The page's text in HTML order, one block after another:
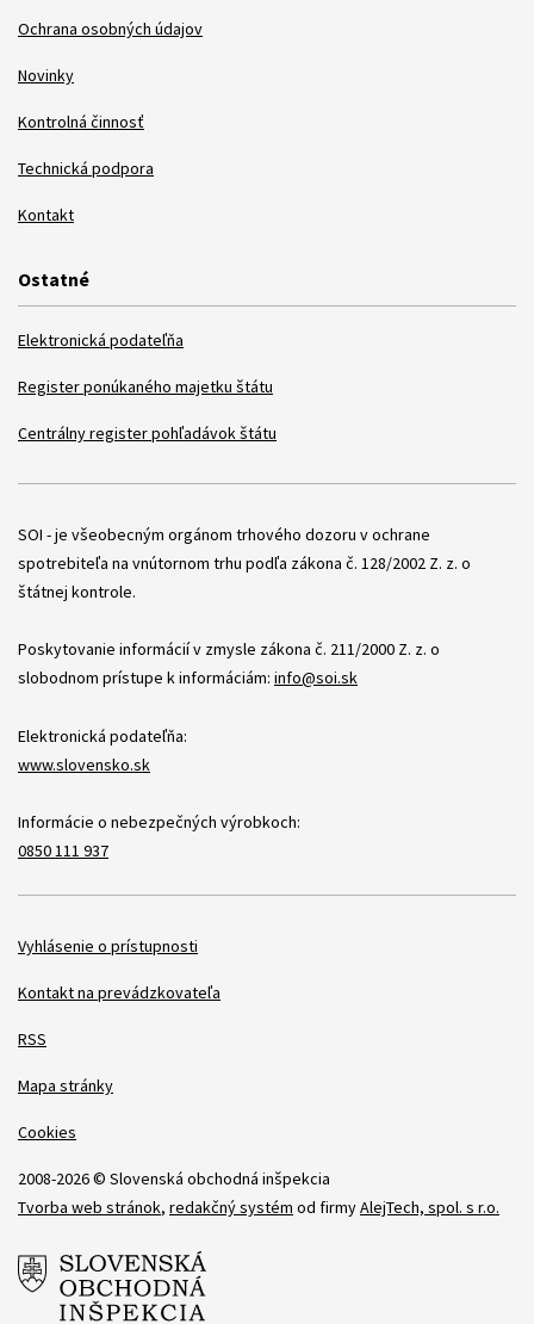
Ochrana osobných údajov
Novinky
Kontrolná činnosť
Technická podpora
Kontakt
Ostatné
Elektronická podateľňa
Register ponúkaného majetku štátu
Centrálny register pohľadávok štátu
Položky
SOI - je všeobecným orgánom trhového dozoru v ochrane
spotrebiteľa na vnútornom trhu podľa zákona č. 128/2002 Z. z. o
štátnej kontrole.
Poskytovanie informácií v zmysle zákona č. 211/2000 Z. z. o
slobodnom prístupe k informáciám: info@soi.sk
Elektronická podateľňa:
www.slovensko.sk
Informácie o nebezpečných výrobkoch:
0850 111 937
Položky
Vyhlásenie o prístupnosti
Kontakt na prevádzkovateľa
RSS
Mapa stránky
Cookies
2008-2026 © Slovenská obchodná inšpekcia
Tvorba web stránok, redakčný systém od firmyAlejTech, spol. s r.o.